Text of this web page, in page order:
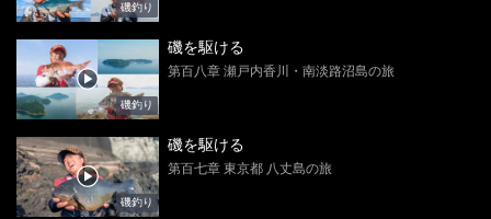
磯釣り
磯釣り
磯を駆ける
第百八章 瀬戸内香川・南淡路沼島の旅
磯釣り
磯を駆ける
第百七章 東京都 八丈島の旅